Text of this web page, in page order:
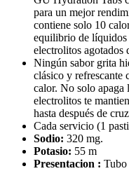
para un mejor
contiene solo 10
equilibrio de líquidos
electrolitos agotados
Ningún sabor grita
clásico y refrescante
calor. No solo apaga
electrolitos te
hasta después de
Cada servicio (1
Sodio: 320 mg.
Potasio: 55 m
Presentacion : Tubo